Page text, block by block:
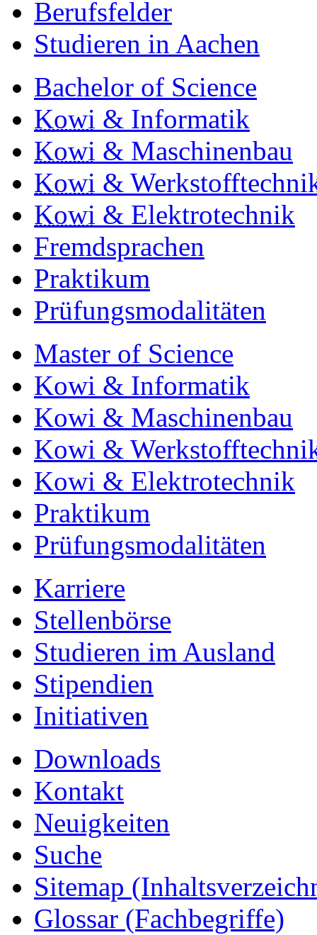
Berufsfelder
Studieren in Aachen
Bachelor of Science
Kowi & Informatik
Kowi & Maschinenbau
Kowi &
Kowi & Elektrotechnik
Fremdsprachen
Praktikum
Prüfungsmodalitäten
Master of Science
Kowi & Informatik
Kowi & Maschinenbau
Kowi &
Kowi & Elektrotechnik
Praktikum
Prüfungsmodalitäten
Karriere
Stellenbörse
Studieren im Ausland
Stipendien
Initiativen
Downloads
Kontakt
Neuigkeiten
Suche
Sitemap
Glossar (Fachbegriffe)